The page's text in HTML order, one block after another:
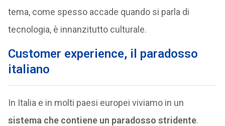
tema, come spesso accade quando si parla di
tecnologia, è innanzitutto culturale.
Customer experience, il paradosso
italiano
In Italia e in molti paesi europei viviamo in un
sistema che contiene un paradosso stridente.